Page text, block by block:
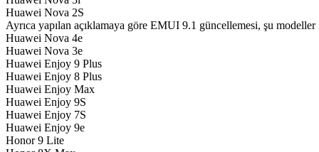
Huawei Nova 2S
Ayrıca yapılan açıklamaya göre EMUI 9.1 güncellemesi, şu
Huawei Nova 4e
Huawei Nova 3e
Huawei Enjoy 9 Plus
Huawei Enjoy 8 Plus
Huawei Enjoy Max
Huawei Enjoy 9S
Huawei Enjoy 7S
Huawei Enjoy 9e
Honor 9 Lite